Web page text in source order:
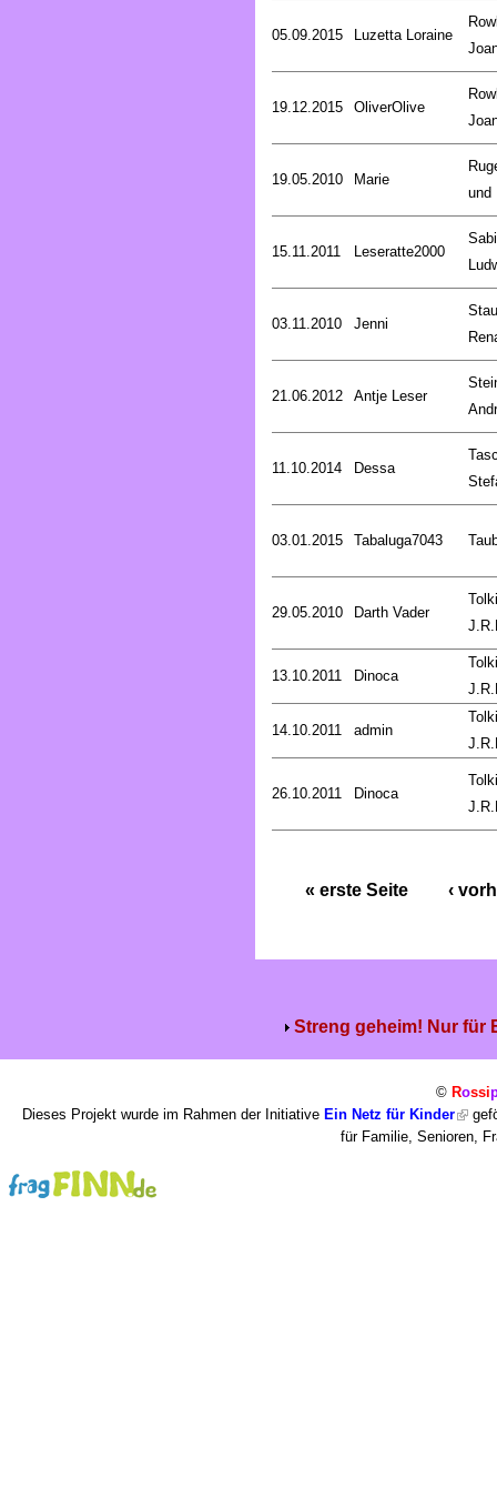
05.09.2015 Luzetta Loraine
19.12.2015 OliverOlive
19.05.2010 Marie
und
15.11.2011 Leseratte2000
03.11.2010 Jenni
21.06.2012 Antje Leser
11.10.2014 Dessa
03.01.2015 Tabaluga7043
29.05.2010 Darth Vader
13.10.2011 Dinoca
14.10.2011 admin
26.10.2011 Dinoca
« erste Seite ‹
Streng geheim! Nur für
© Rossi
Dieses Projekt wurde im Rahmen der Initiative Ein Netz für Kinder
für Familie, Senioren,